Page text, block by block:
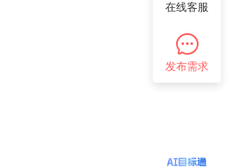
在线客服
发布需求